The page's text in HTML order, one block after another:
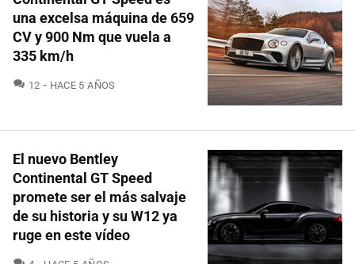
una excelsa máquina de 659
CV y 900 Nm que vuela a
335 km/h
12 COMENTARIOS
HACE 5 AÑOS
El nuevo Bentley
Continental GT Speed
promete ser el más salvaje
de su historia y su W12 ya
ruge en este vídeo
COMENTARIOS